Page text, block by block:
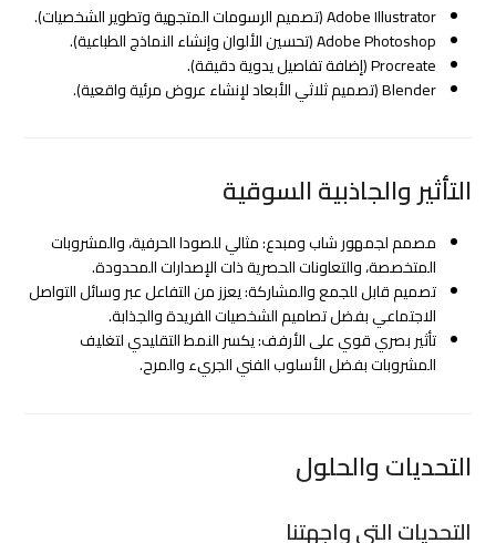
Adobe Illustrator (تصميم الرسومات المتجهية وتطوير الشخصيات).
Adobe Photoshop (تحسين الألوان وإنشاء النماذج الطباعية).
Procreate (إضافة تفاصيل يدوية دقيقة).
Blender (تصميم ثلاثي الأبعاد لإنشاء عروض مرئية واقعية).
التأثير والجاذبية السوقية
مصمم لجمهور شاب ومبدع: مثالي للصودا الحرفية، والمشروبات
المتخصصة، والتعاونات الحصرية ذات الإصدارات المحدودة.
تصميم قابل للجمع والمشاركة: يعزز من التفاعل عبر وسائل التواصل
الاجتماعي بفضل تصاميم الشخصيات الفريدة والجذابة.
تأثير بصري قوي على الأرفف: يكسر النمط التقليدي لتغليف
المشروبات بفضل الأسلوب الفني الجريء والمرح.
التحديات والحلول
التحديات التي واجهتنا